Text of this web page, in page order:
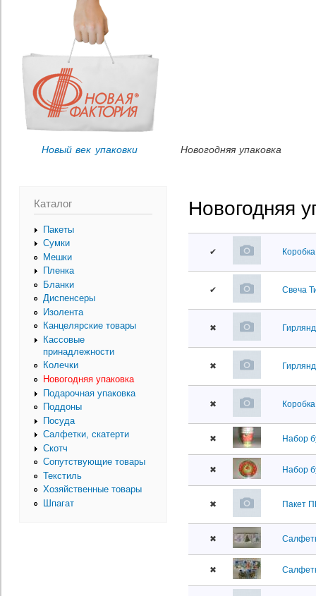
Новый век упаковки Новогодняя упаковка
Каталог
Пакеты
Сумки
Мешки
Пленка
Бланки
Диспенсеры
Изолента
Канцелярские товары
Кассовые
принадлежности
Колечки
Новогодняя упаковка
Подарочная упаковка
Поддоны
Посуда
Салфетки, скатерти
Скотч
Сопутствующие товары
Текстиль
Хозяйственные товары
Шпагат
Новогодняя
✔
✔ Свеча
✖
✖
✖
✖ Набор
✖ Набор
✖ Пакет
✖
✖